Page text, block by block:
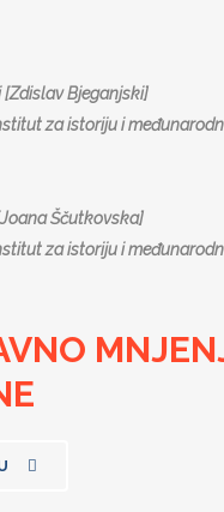
Bjeganjski]
za istoriju i
Ščutkovska]
za istoriju i